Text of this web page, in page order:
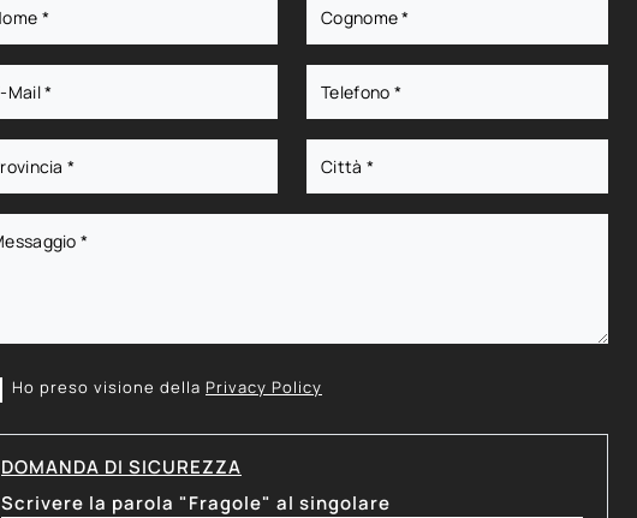
Ho preso visione della Privacy Policy
DOMANDA DI SICUREZZA
Scrivere la parola "Fragole" al singolare